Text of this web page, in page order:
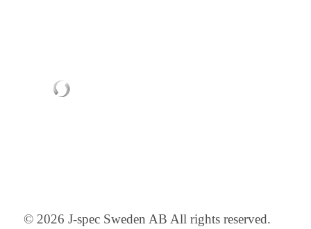
© 2026 J-spec Sweden AB All rights reserved.